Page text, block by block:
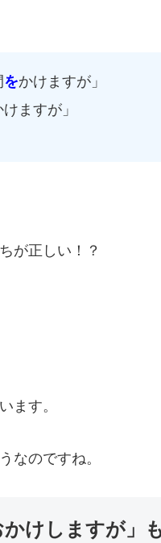
をかけますが」
ますが」
が正しい！？
ます。
なのですね。
けしますが」